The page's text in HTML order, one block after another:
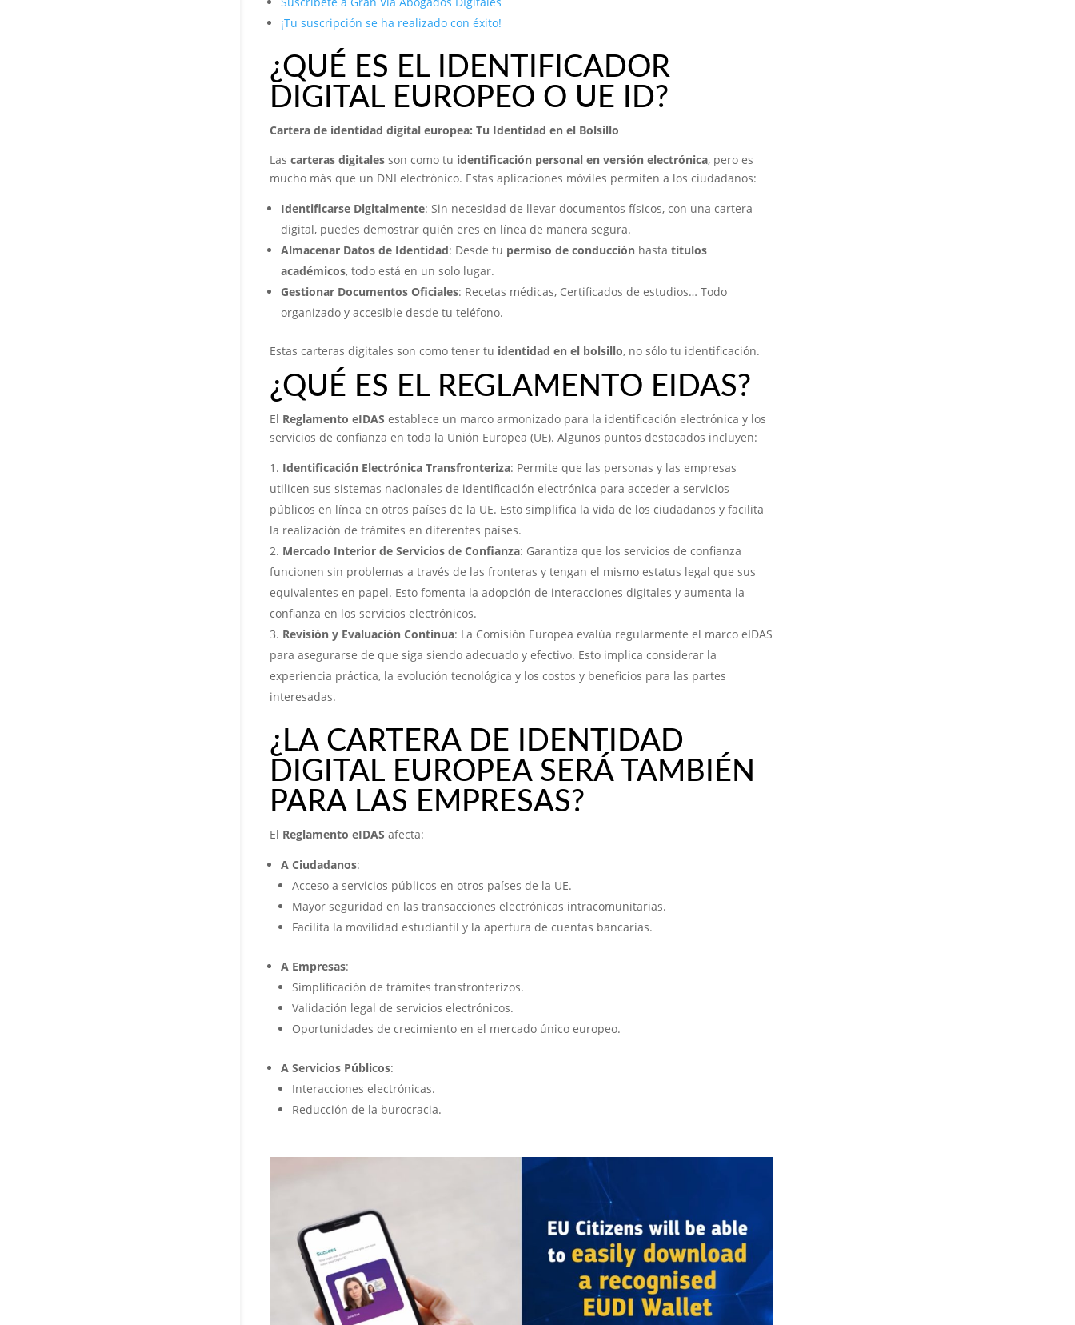
¡Tu suscripción se ha realizado con éxito!
¿QUÉ ES EL IDENTIFICADOR
DIGITAL EUROPEO O UE ID?
Cartera de identidad digital europea: Tu Identidad en el Bolsillo
Las carteras digitalesson como tu identificación personal en versión electrónica, pero es
mucho más que un DNI electrónico. Estas aplicaciones móviles permiten a los ciudadanos:
Identificarse Digitalmente: Sin necesidad de llevar documentos físicos, con una cartera
digital, puedes demostrar quién eres en línea de manera segura.
Almacenar Datos de Identidad: Desde tu permiso de conducciónhasta títulos
académicos, todo está en un solo lugar.
Gestionar Documentos Oficiales: Recetas médicas, Certificados de estudios… Todo
organizado y accesible desde tu teléfono.
Estas carteras digitales son como tener tu identidad en el bolsillo, no sólo tu identificación.
¿QUÉ ES EL REGLAMENTO EIDAS?
El Reglamento eIDAS establece un marco armonizado para la identificación electrónica y los
servicios de confianza en toda la Unión Europea (UE). Algunos puntos destacados incluyen:
Identificación Electrónica Transfronteriza: Permite que las personas y las empresas
utilicen sus sistemas nacionales de identificación electrónica para acceder a servicios
públicos en línea en otros países de la UE. Esto simplifica la vida de los ciudadanos y facilita
la realización de trámites en diferentes países.
Mercado Interior de Servicios de Confianza: Garantiza que los servicios de confianza
funcionen sin problemas a través de las fronteras y tengan el mismo estatus legal que sus
equivalentes en papel. Esto fomenta la adopción de interacciones digitales y aumenta la
confianza en los servicios electrónicos.
Revisión y Evaluación Continua: La Comisión Europea evalúa regularmente el marco eIDAS
para asegurarse de que siga siendo adecuado y efectivo. Esto implica considerar la
experiencia práctica, la evolución tecnológica y los costos y beneficios para las partes
interesadas.
¿LA CARTERA DE IDENTIDAD
DIGITAL EUROPEA SERÁ TAMBIÉN
PARA LAS EMPRESAS?
El Reglamento eIDAS afecta:
A Ciudadanos:
Acceso a servicios públicos en otros países de la UE.
Mayor seguridad en las transacciones electrónicas intracomunitarias.
Facilita la movilidad estudiantil y la apertura de cuentas bancarias.
A Empresas:
Simplificación de trámites transfronterizos.
Validación legal de servicios electrónicos.
Oportunidades de crecimiento en el mercado único europeo.
A Servicios Públicos:
Interacciones electrónicas.
Reducción de la burocracia.